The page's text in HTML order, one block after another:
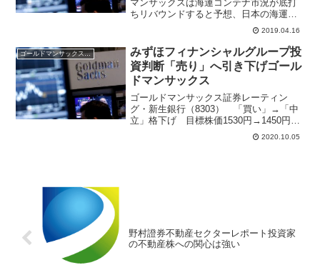
マンサックスは海運コンテナ市況が底打
ちリバウンドすると予想、日本の海運大
手３社（日本郵船、商船三井、川崎汽
船）投資判断を新規カバレッジ開始し
た。海運株は長い間、株価低迷してたが
株価チャート底打ちから上昇し...
2019.04.16
ゴールドマンサックス証券
みずほフィナンシャルグループ投
資判断「売り」へ引き下げゴール
ドマンサックス
ゴールドマンサックス証券レーティン
グ・新生銀行（8303） 「買い」→「中
立」格下げ 目標株価1530円→1450円・
千葉銀行（8331） 「買い」→「中立」
格下げ 目標株価570円→600円・静岡銀
2020.10.05
野村證券不動産セクターレポート投資家
の不動産株への関心は強い